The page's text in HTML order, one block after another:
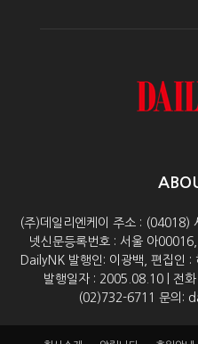
(주)데일리엔케이 주소 : (04018)
넷신문등록번호 : 서울 아
DailyNK 발행인: 이광백, 편집인 :
발행일자 : 2005.08.10 | 전
(02)732-6711 문의: